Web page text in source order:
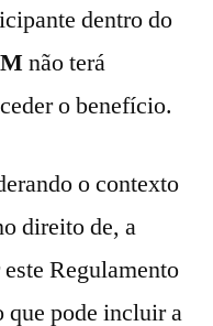
dentro do
não terá
o benefício.
o contexto
direito de, a
Regulamento
que pode incluir a